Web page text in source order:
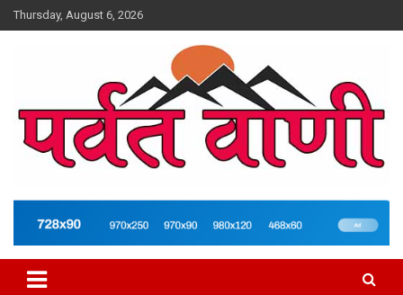
Skip
to
Thursday, August 6, 2026
Parvatvani.com